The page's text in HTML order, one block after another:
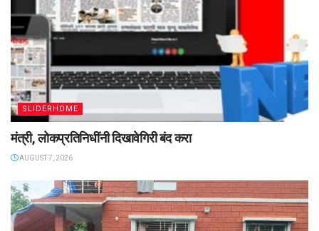
SLIDERHOME
मंत्री, लोकप्रतिनिधींनी दिखावेगिरी बंद करा
AUGUST 7, 2026